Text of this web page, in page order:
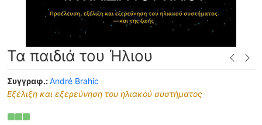
Τα παιδιά του Ήλιου
Συγγραφ.:André Brahic
Eξέλιξη και εξερεύνηση του ηλιακού συστήματος